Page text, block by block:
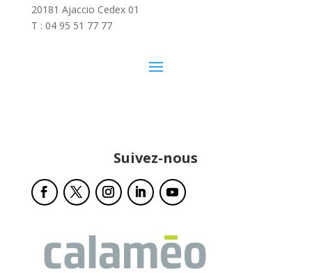
20181 Ajaccio Cedex 01
T : 04 95 51 77 77
Suivez-nous